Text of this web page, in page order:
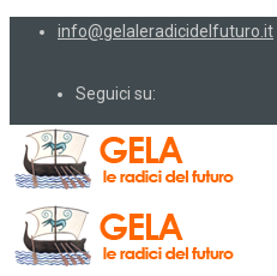
info@gelaleradicidelfuturo.it
Seguici su: